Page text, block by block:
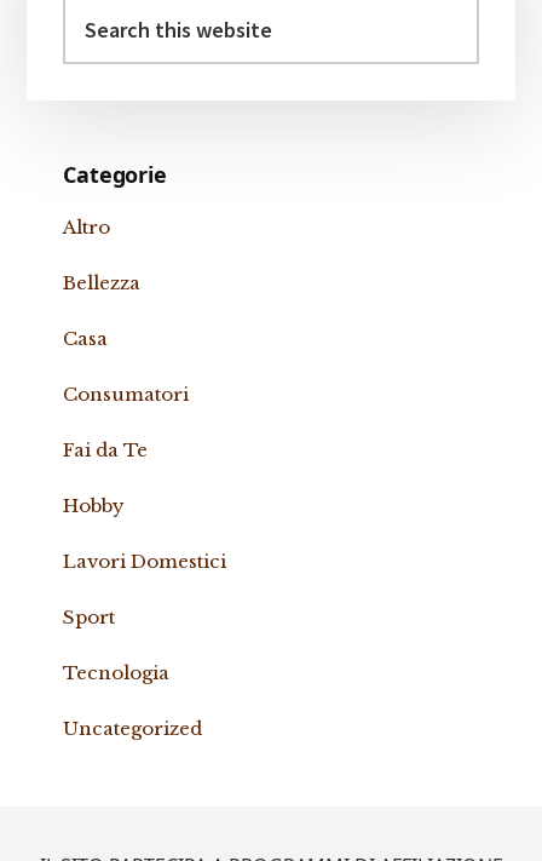
this
Categorie
Altro
Bellezza
Casa
Consumatori
Fai da Te
Hobby
Lavori Domestici
Sport
Tecnologia
Uncategorized